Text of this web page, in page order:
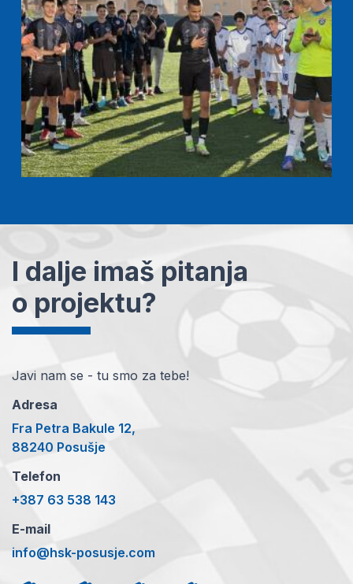
I dalje imaš pitanja
o projektu?
Javi nam se - tu smo za tebe!
Adresa
Fra Petra Bakule 12,
88240 Posušje
Telefon
+387 63 538 143
E-mail
info@hsk-posusje.com